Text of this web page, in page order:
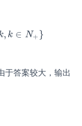
, k ∈ N+}
于答案较大，输出